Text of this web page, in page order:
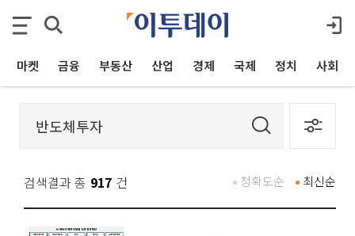
마켓 금융 부동산 산업 경제 국제 정치 사회
검색결과 총 917 건 최신순
정확도순